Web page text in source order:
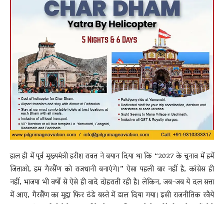
हाल ही में पूर्व मुख्यमंत्री हरीश रावत ने बयान दिया था कि “2027 के चुनाव में हमें
जिताओ, हम गैरसैंण को राजधानी बनाएंगे।” ऐसा पहली बार नहीं है, कांग्रेस ही
नहीं, भाजपा भी वर्षों से ऐसे ही वादे दोहराती रही है। लेकिन, जब-जब ये दल सत्ता
में आए, गैरसैंण का मुद्दा फिर ठंडे बस्ते में डाल दिया गया। इसी राजनीतिक रवैये